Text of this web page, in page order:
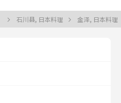
石川县, 日本料理 金泽, 日本料理